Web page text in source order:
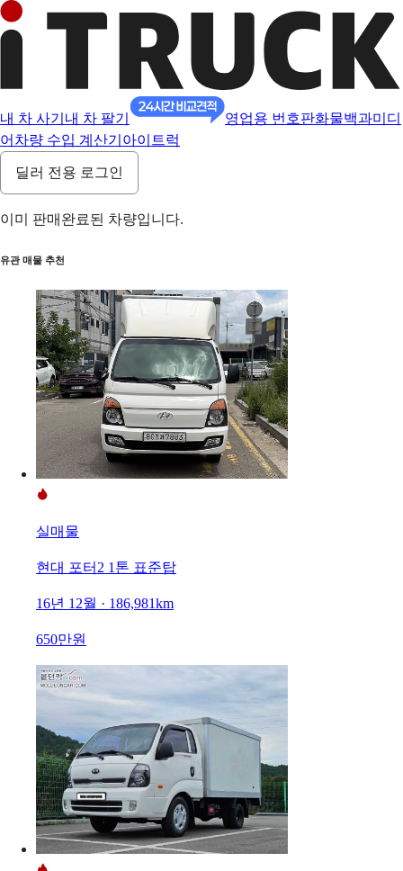
내 차 사기 내 차 팔기 영업용 번호판화물백과미디
어 차량 수입 계산기 아이트럭
딜러 전용 로그인
이미 판매완료된 차량입니다.
유관 매물 추천
실매물
현대 포터2 1톤 표준탑
16년 12월 · 186,981km
650만원